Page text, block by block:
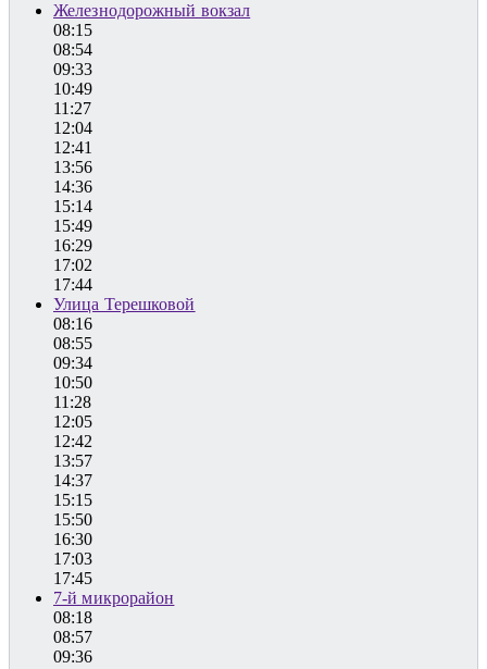
Железнодорожный вокзал
08:15
08:54
09:33
10:49
11:27
12:04
12:41
13:56
14:36
15:14
15:49
16:29
17:02
17:44
Улица Терешковой
08:16
08:55
09:34
10:50
11:28
12:05
12:42
13:57
14:37
15:15
15:50
16:30
17:03
17:45
7-й микрорайон
08:18
08:57
09:36